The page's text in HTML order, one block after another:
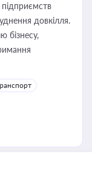
підприємств
довкілля.
бізнесу,